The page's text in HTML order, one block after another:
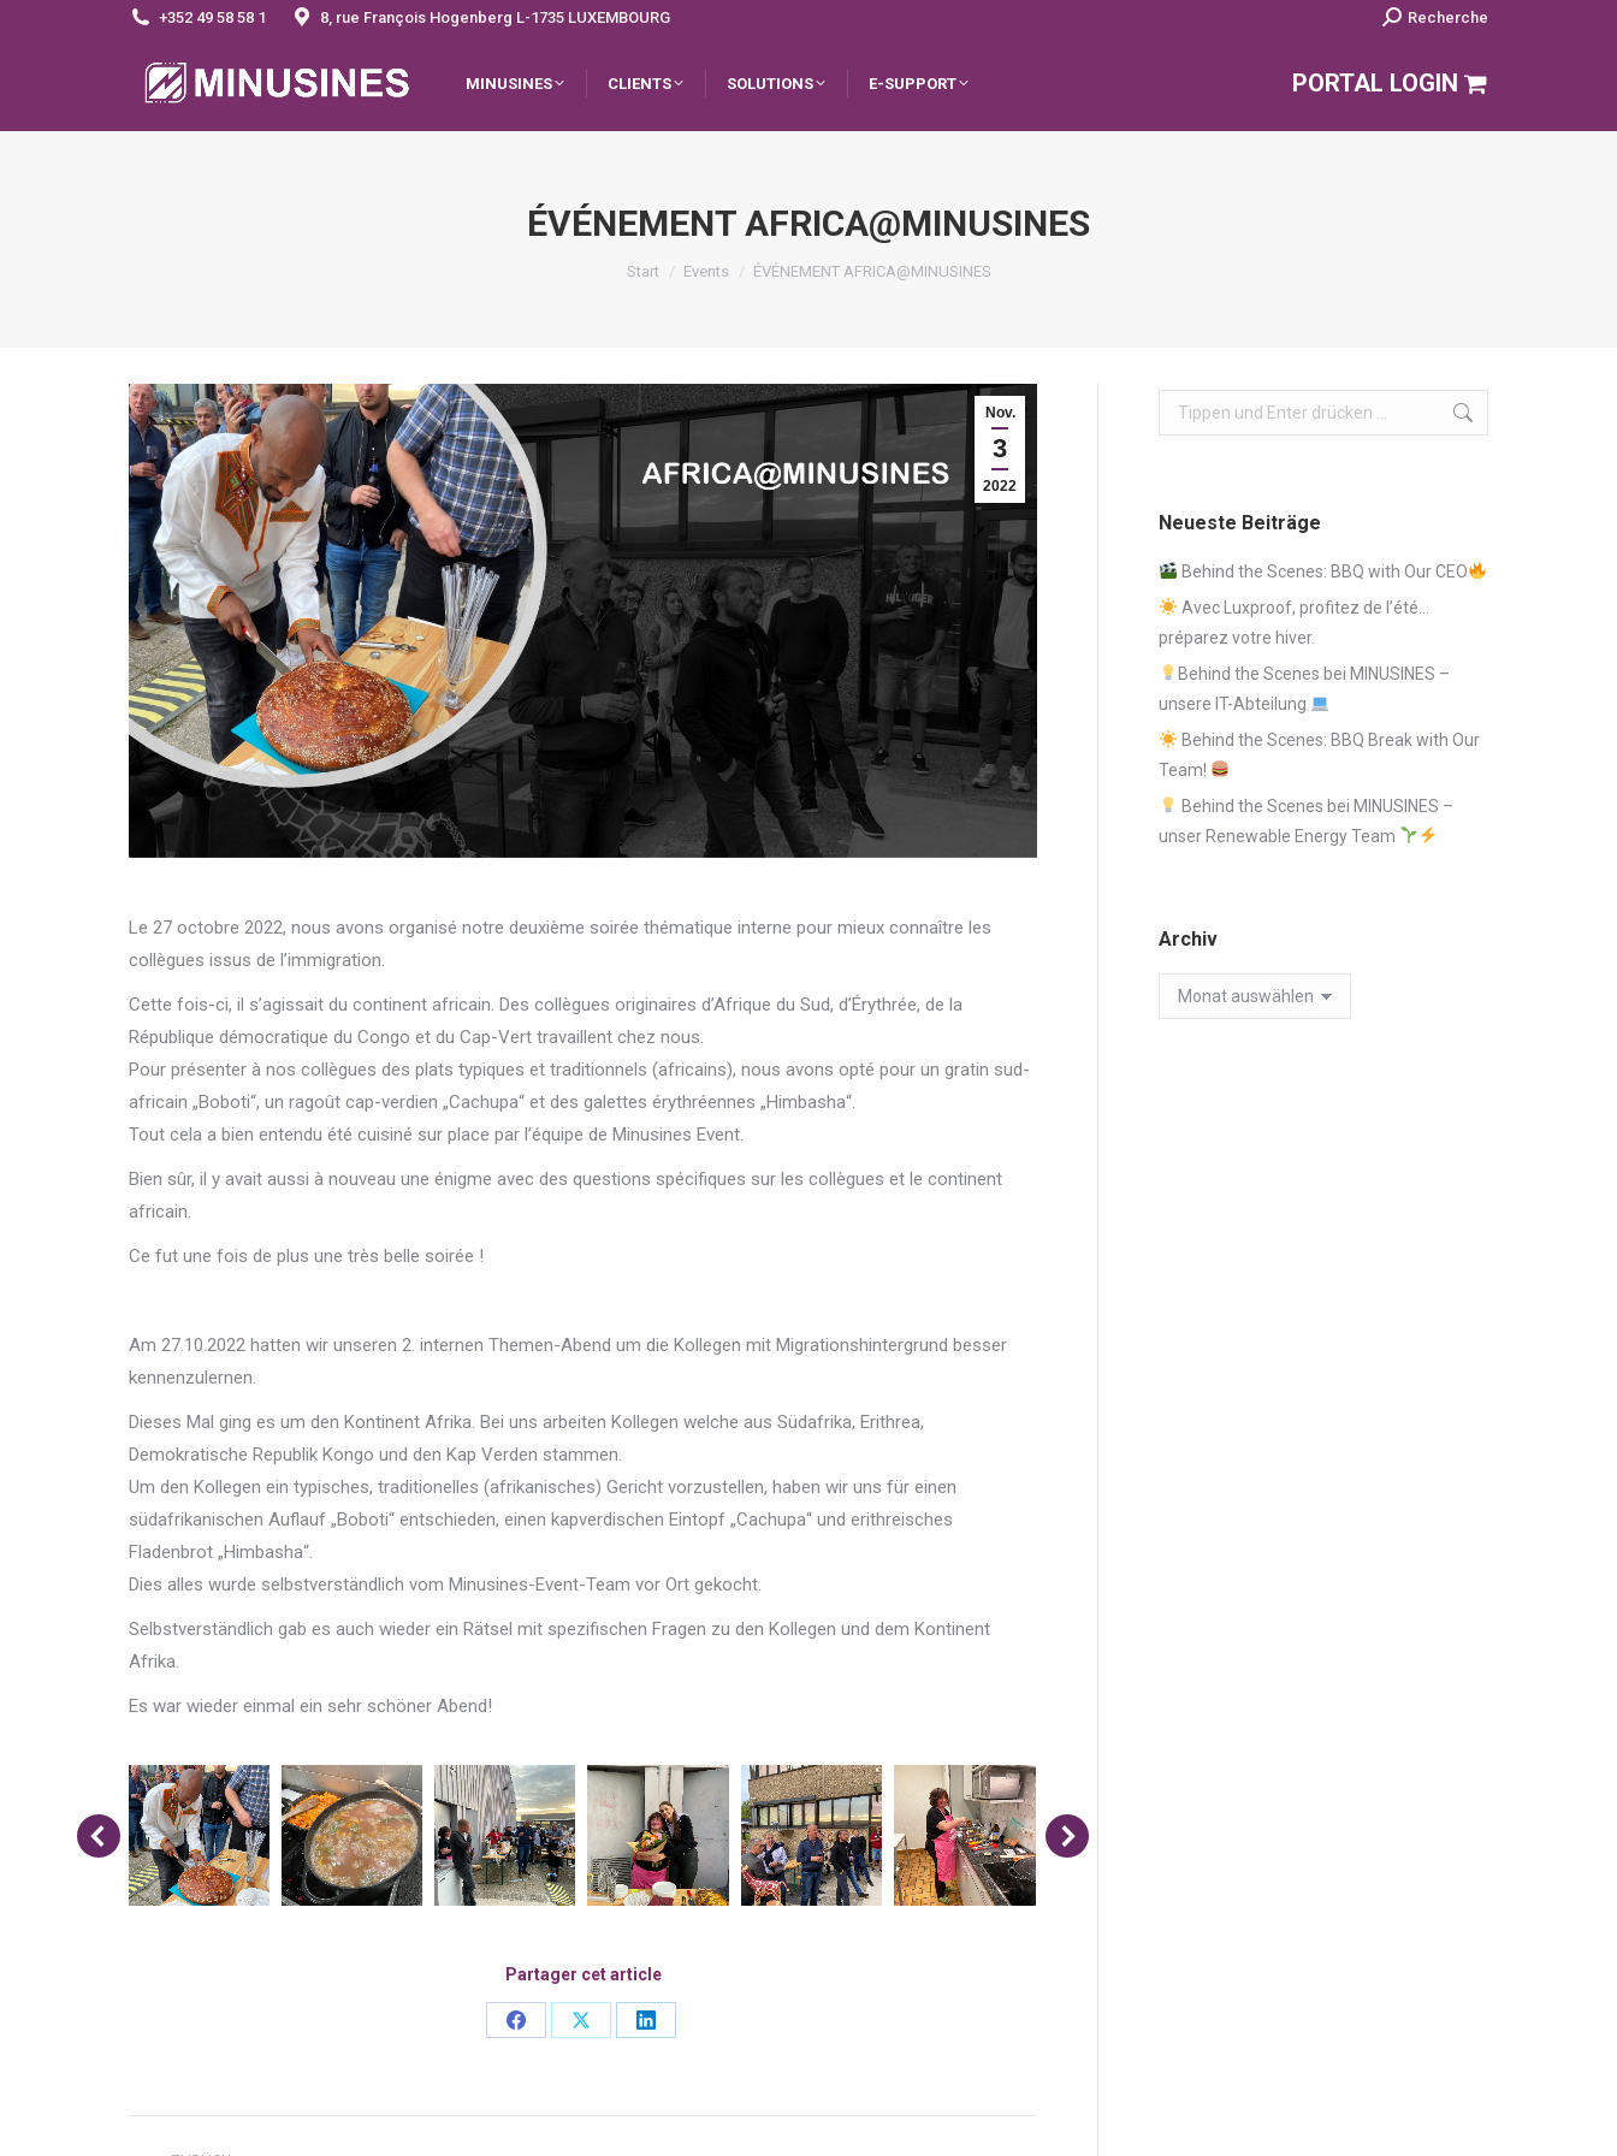
+352 49 58 58 1 8, rue François Hogenberg L-1735 LUXEMBOURG Search:Recherche
MINUSINES CLIENTS SOLUTIONS E-SUPPORT PORTAL LOGIN
ÉVÉNEMENT AFRICA@MINUSINES
Sie befinden sich hier:
Start Events ÉVÉNEMENT AFRICA@MINUSINES
Nov.
3
2022
Le 27 octobre 2022, nous avons organisé notre deuxième soirée thématique interne pour mieux connaître les
collègues issus de l’immigration.
Cette fois-ci, il s’agissait du continent africain. Des collègues originaires d’Afrique du Sud, d’Érythrée, de la
République démocratique du Congo et du Cap-Vert travaillent chez nous.
Pour présenter à nos collègues des plats typiques et traditionnels (africains), nous avons opté pour un gratin sud-
africain „Boboti“, un ragoût cap-verdien „Cachupa“ et des galettes érythréennes „Himbasha“.
Tout cela a bien entendu été cuisiné sur place par l’équipe de Minusines Event.
Bien sûr, il y avait aussi à nouveau une énigme avec des questions spécifiques sur les collègues et le continent
africain.
Ce fut une fois de plus une très belle soirée !
Am 27.10.2022 hatten wir unseren 2. internen Themen-Abend um die Kollegen mit Migrationshintergrund besser
kennenzulernen.
Dieses Mal ging es um den Kontinent Afrika. Bei uns arbeiten Kollegen welche aus Südafrika, Erithrea,
Demokratische Republik Kongo und den Kap Verden stammen.
Um den Kollegen ein typisches, traditionelles (afrikanisches) Gericht vorzustellen, haben wir uns für einen
südafrikanischen Auflauf „Boboti“ entschieden, einen kapverdischen Eintopf „Cachupa“ und erithreisches
Fladenbrot „Himbasha“.
Dies alles wurde selbstverständlich vom Minusines-Event-Team vor Ort gekocht.
Selbstverständlich gab es auch wieder ein Rätsel mit spezifischen Fragen zu den Kollegen und dem Kontinent
Afrika.
Es war wieder einmal ein sehr schöner Abend!
Partager cet article
Share
Share
Share
Kommentarnavigation
Search:
Neueste Beiträge
Behind the Scenes: BBQ with Our CEO
Avec Luxproof, profitez de l’été…
préparez votre hiver.
Behind the Scenes bei MINUSINES –
unsere IT-Abteilung
Behind the Scenes: BBQ Break with Our
Team!
Behind the Scenes bei MINUSINES –
unser Renewable Energy Team
Archiv
Archiv